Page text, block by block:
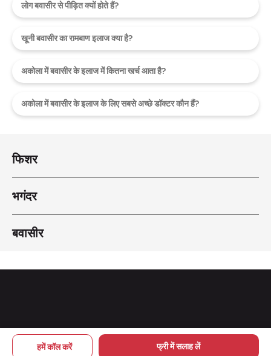
हमें कॉल करें फ्री में सलाह लें
लोग बवासीर से पीड़ित क्यों होते हैं?
खूनी बवासीर का रामबाण इलाज क्या है?
अकोला में बवासीर के इलाज में कितना खर्च आता है?
अकोला में बवासीर के इलाज के लिए सबसे अच्छे डॉक्टर कौन हैं?
फिशर
भगंदर
बवासीर
Copyright © 2026 pileskailaj